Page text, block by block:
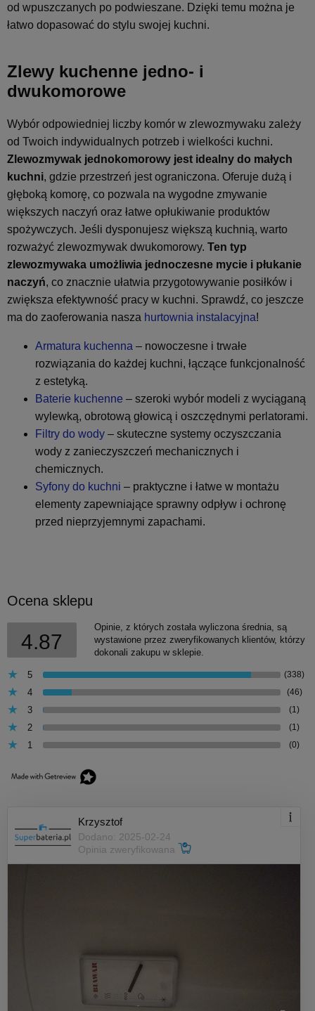
od wpuszczanych po podwieszane. Dzięki temu można je
łatwo dopasować do stylu swojej kuchni.
Zlewy kuchenne jedno- i
dwukomorowe
Wybór odpowiedniej liczby komór w zlewozmywaku zależy
od Twoich indywidualnych potrzeb i wielkości kuchni.
Zlewozmywak jednokomorowy jest idealny do małych
kuchni, gdzie przestrzeń jest ograniczona. Oferuje dużą i
głęboką komorę, co pozwala na wygodne zmywanie
większych naczyń oraz łatwe opłukiwanie produktów
spożywczych. Jeśli dysponujesz większą kuchnią, warto
rozważyć zlewozmywak dwukomorowy. Ten typ
zlewozmywaka umożliwia jednoczesne mycie i płukanie
naczyń, co znacznie ułatwia przygotowywanie posiłków i
zwiększa efektywność pracy w kuchni. Sprawdź, co jeszcze
ma do zaoferowania nasza hurtownia instalacyjna!
Armatura kuchenna – nowoczesne i trwałe
rozwiązania do każdej kuchni, łączące funkcjonalność
z estetyką.
Baterie kuchenne – szeroki wybór modeli z wyciąganą
wylewką, obrotową głowicą i oszczędnymi perlatorami.
Filtry do wody – skuteczne systemy oczyszczania
wody z zanieczyszczeń mechanicznych i
chemicznych.
Syfony do kuchni – praktyczne i łatwe w montażu
elementy zapewniające sprawny odpływ i ochronę
przed nieprzyjemnymi zapachami.
Ocena sklepu
4.87
Opinie, z których została wyliczona średnia, są
wystawione przez zweryfikowanych klientów, którzy
dokonali zakupu w sklepie.
5 (338)
4 (46)
3 (1)
2 (1)
1 (0)
Krzysztof
Dodano: 2025-02-24
Opinia zweryfikowana